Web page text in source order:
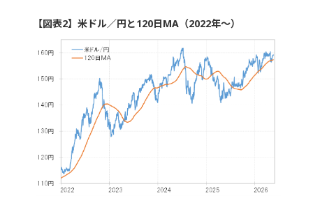
【図表2】米ドル／円と120日MA（2022年～）